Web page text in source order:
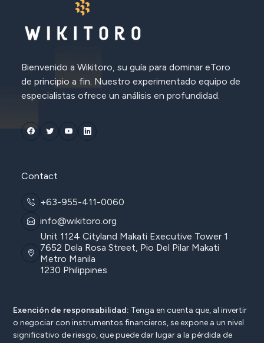
Bienvenido a Wikitoro, su guía para dominar eToro
de principio a fin. Nuestro experimentado equipo de
especialistas ofrece un análisis en profundidad.
Contact
+63-955-411-0060
info@wikitoro.org
Unit 1124 Cityland Makati Executive Tower 1
7652 Dela Rosa Street, Pio Del Pilar Makati
Metro Manila
1230 Philippines
Exención de responsabilidad: Tenga en cuenta que, al invertir
o negociar con instrumentos financieros, se expone a un nivel
significativo de riesgo, que puede dar lugar a la pérdida de